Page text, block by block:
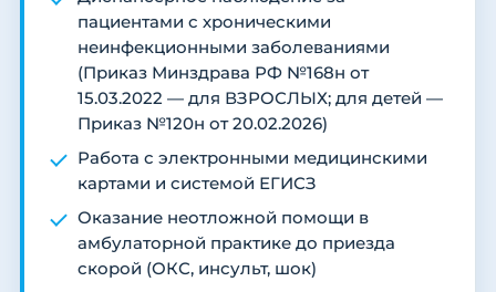
пациентами с хроническими
неинфекционными заболеваниями
(Приказ Минздрава РФ №168н от
15.03.2022 — для ВЗРОСЛЫХ; для детей —
Приказ №120н от 20.02.2026)
Работа с электронными медицинскими
картами и системой ЕГИСЗ
Оказание неотложной помощи в
амбулаторной практике до приезда
скорой (ОКС, инсульт, шок)